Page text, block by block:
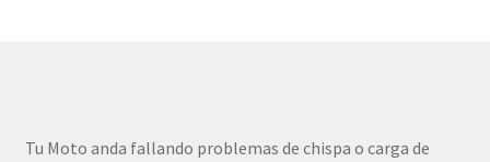
Tu Moto anda fallando problemas de chispa o carga de